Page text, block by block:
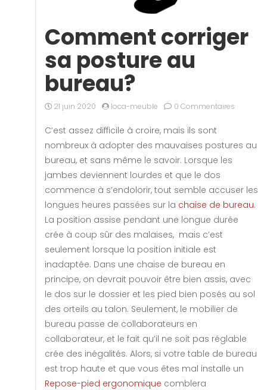
Comment corriger
sa posture au
bureau?
21 juin 2020 loca-meuble 0 Commentaires
C’est assez difficile à croire, mais ils sont
nombreux à adopter des mauvaises postures au
bureau, et sans même le savoir. Lorsque les
jambes deviennent lourdes et que le dos
commence à s’endolorir, tout semble accuser les
longues heures passées sur la chaise de bureau.
La position assise pendant une longue durée
crée à coup sûr des malaises, mais c’est
seulement lorsque la position initiale est
inadaptée. Dans une chaise de bureau en
principe, on devrait pouvoir être bien assis, avec
le dos sur le dossier et les pied bien posés au sol
des orteils au talon. Seulement, le mobilier de
bureau passe de collaborateurs en
collaborateur, et le fait qu’il ne soit pas réglable
crée des inégalités. Alors, si votre table de bureau
est trop haute et que vous êtes mal installe un
Repose-pied ergonomique comblera